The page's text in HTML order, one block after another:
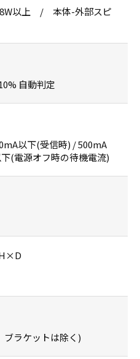
以上 / 本体-外部スピ
自動判定
以下(受信時) / 500mA
(電源オフ時の待機電流)
ブラケットは除く)